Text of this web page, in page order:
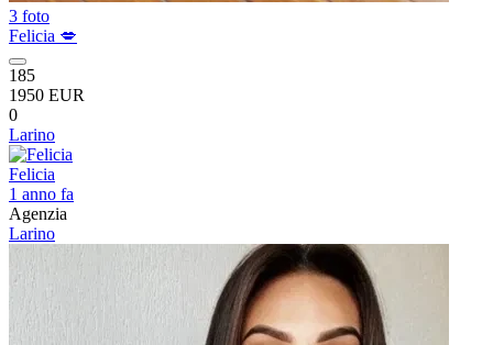
3 foto
Felicia 💋
185
1950 EUR
0
Larino
Felicia
1 anno fa
Agenzia
Larino